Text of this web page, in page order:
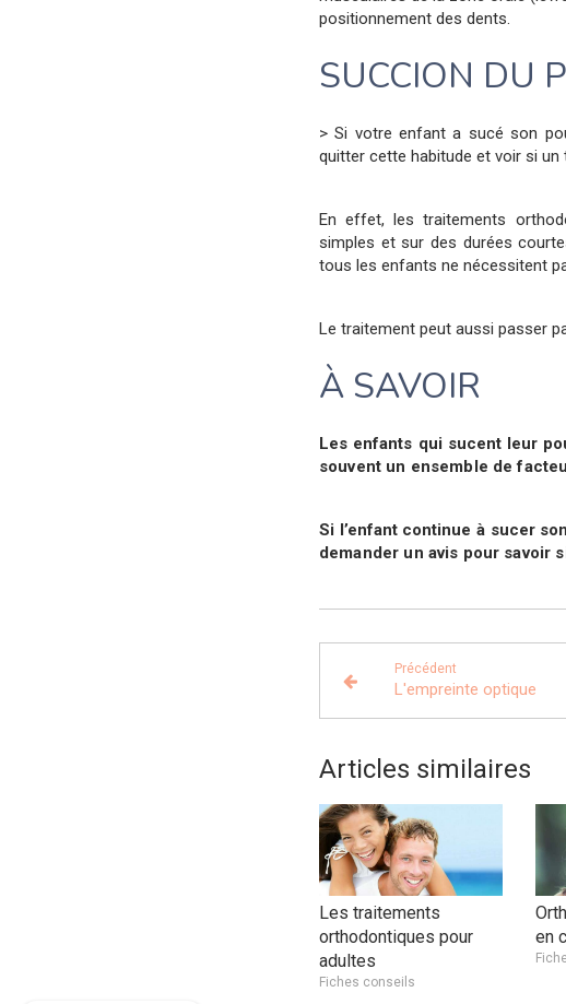
positionnement des dents.
SUCCION DU
> Si votre enfant a sucé son
quitter cette habitude et voir si
En effet, les traitements
simples et sur des durées
tous les enfants ne nécessitent
Le traitement peut aussi passer
À SAVOIR
Les enfants qui sucent leur
souvent un ensemble de
Si l’enfant continue à sucer
demander un avis pour savoir
Précédent
L'empreinte optique
Articles similaires
Les traitements
orthodontiques pour
adultes
Fiches conseils
en